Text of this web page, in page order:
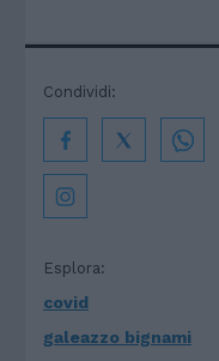
Esplora:
covid
galeazzo bignami
Condividi: